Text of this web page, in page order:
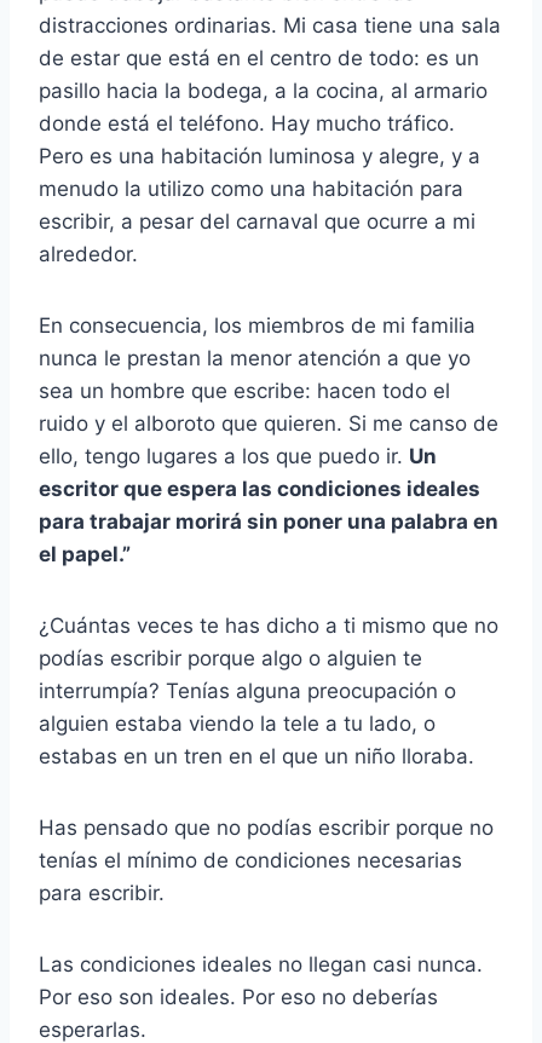
distracciones ordinarias. Mi casa tiene una sala
de estar que está en el centro de todo: es un
pasillo hacia la bodega, a la cocina, al armario
donde está el teléfono. Hay mucho tráfico.
Pero es una habitación luminosa y alegre, y a
menudo la utilizo como una habitación para
escribir, a pesar del carnaval que ocurre a mi
alrededor.
En consecuencia, los miembros de mi familia
nunca le prestan la menor atención a que yo
sea un hombre que escribe: hacen todo el
ruido y el alboroto que quieren. Si me canso de
ello, tengo lugares a los que puedo ir. Un
escritor que espera las condiciones ideales
para trabajar morirá sin poner una palabra en
el papel.”
¿Cuántas veces te has dicho a ti mismo que no
podías escribir porque algo o alguien te
interrumpía? Tenías alguna preocupación o
alguien estaba viendo la tele a tu lado, o
estabas en un tren en el que un niño lloraba.
Has pensado que no podías escribir porque no
tenías el mínimo de condiciones necesarias
para escribir.
Las condiciones ideales no llegan casi nunca.
Por eso son ideales. Por eso no deberías
esperarlas.